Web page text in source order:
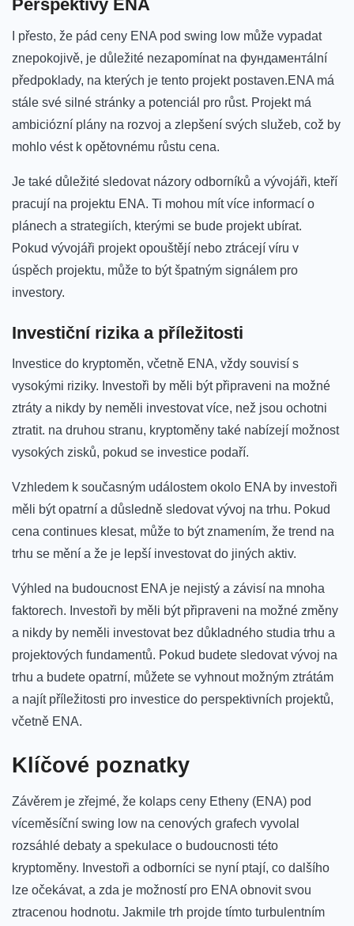
Perspektivy ENA
I‍ přesto, ⁤že pád ceny ENA pod swing low může vypadat
znepokojivě, je důležité nezapomínat​ na фундаментální
předpoklady, na kterých je tento ⁤projekt postaven.ENA má
stále své silné stránky a‍ potenciál pro růst. Projekt má
ambiciózní plány na rozvoj a zlepšení svých⁤ služeb, což by
mohlo vést⁣ k opětovnému růstu cena.
Je také důležité sledovat názory​ odborníků a vývojáři, kteří
pracují na projektu ENA. Ti mohou mít více informací o
‍plánech a strategiích, kterými se bude projekt ubírat.
Pokud ⁤vývojáři projekt opouštějí nebo⁢ ztrácejí víru v
úspěch projektu, může to být špatným signálem pro
investory.
Investiční rizika ⁤a⁣ příležitosti
Investice do‌ kryptoměn, včetně ENA, vždy souvisí s
vysokými‍ riziky. Investoři by měli být připraveni na možné
ztráty a ⁢nikdy ⁢by neměli investovat více, než jsou‍ ochotni‌
ztratit. na druhou stranu, kryptoměny také nabízejí možnost
vysokých zisků, pokud se investice podaří.
Vzhledem k současným událostem okolo ENA by investoři
měli být opatrní a důsledně sledovat vývoj na trhu. Pokud
cena continues klesat, může to být znamením, že trend na
trhu⁣ se mění a že je lepší investovat do jiných aktiv.
Výhled na budoucnost ENA je nejistý a⁣ závisí na mnoha
faktorech. Investoři by měli být připraveni na možné změny
a nikdy by neměli investovat bez důkladného studia trhu a
projektových fundamentů.⁣ Pokud budete sledovat vývoj na
trhu a budete opatrní, můžete se ‍vyhnout možným ztrátám‌
a najít příležitosti pro investice‌ do perspektivních projektů,
včetně​ ENA.
Klíčové poznatky
Závěrem je zřejmé, že‍ kolaps ceny Etheny‍ (ENA) pod
víceměsíční swing low na cenových grafech vyvolal
rozsáhlé debaty a spekulace o budoucnosti této
kryptoměny. Investoři a odborníci se nyní ptají, co dalšího
lze očekávat, a zda je⁤ možností pro ENA obnovit ​svou
ztracenou⁣ hodnotu. Jakmile trh projde tímto turbulentním